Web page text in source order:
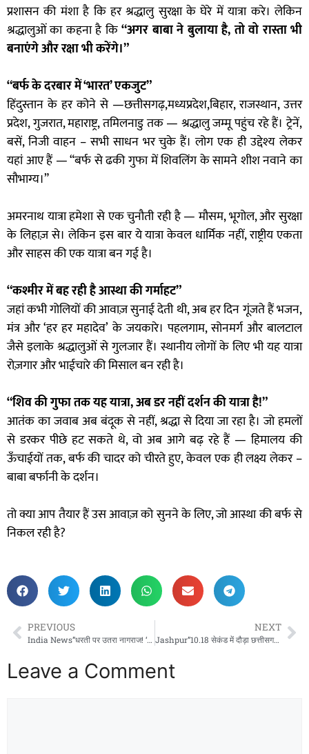
प्रशासन की मंशा है कि हर श्रद्धालु सुरक्षा के घेरे में यात्रा करे। लेकिन
श्रद्धालुओं का कहना है कि“अगर बाबा ने बुलाया है, तो वो रास्ता भी
बनाएंगे और रक्षा भी करेंगे।”
“बर्फ के दरबार में ‘भारत’ एकजुट”
हिंदुस्तान के हर कोने से —छत्तीसगढ़,मध्यप्रदेश,बिहार, राजस्थान, उत्तर
प्रदेश, गुजरात, महाराष्ट्र, तमिलनाडु तक — श्रद्धालु जम्मू पहुंच रहे हैं। ट्रेनें,
बसें, निजी वाहन – सभी साधन भर चुके हैं। लोग एक ही उद्देश्य लेकर
यहां आए हैं — “बर्फ से ढकी गुफा में शिवलिंग के सामने शीश नवाने का
सौभाग्य।”
अमरनाथ यात्रा हमेशा से एक चुनौती रही है — मौसम, भूगोल, और सुरक्षा
के लिहाज़ से। लेकिन इस बार ये यात्रा केवल धार्मिक नहीं, राष्ट्रीय एकता
और साहस की एक यात्रा बन गई है।
“कश्मीर में बह रही है आस्था की गर्माहट”
जहां कभी गोलियों की आवाज़ सुनाई देती थी, अब हर दिन गूंजते हैं भजन,
मंत्र और ‘हर हर महादेव’ के जयकारे। पहलगाम, सोनमर्ग और बालटाल
जैसे इलाके श्रद्धालुओं से गुलजार हैं। स्थानीय लोगों के लिए भी यह यात्रा
रोज़गार और भाईचारे की मिसाल बन रही है।
“शिव की गुफा तक यह यात्रा, अब डर नहीं दर्शन की यात्रा है!”
आतंक का जवाब अब बंदूक से नहीं, श्रद्धा से दिया जा रहा है। जो हमलों
से डरकर पीछे हट सकते थे, वो अब आगे बढ़ रहे हैं — हिमालय की
ऊँचाईयों तक, बर्फ की चादर को चीरते हुए, केवल एक ही लक्ष्य लेकर –
बाबा बर्फानी के दर्शन।
तो क्या आप तैयार हैं उस आवाज़ को सुनने के लिए, जो आस्था की बर्फ से
निकल रही है?
PREVIOUS
India News”धरती पर उतरा नागराज! ‘दैत्याकार’ किंग कोबरा को शख्स ने उठाया नंगे हाथ, वीडियो देख कांप उठे लोग!”
NEXT
Jashpur”10.18 सेकंड में दौड़ा छत्तीसगढ़ का बिजलिया बेटा! अनिमेष कुजूर ने ग्रीस में लहराया भारत का परचम”
Leave a Comment